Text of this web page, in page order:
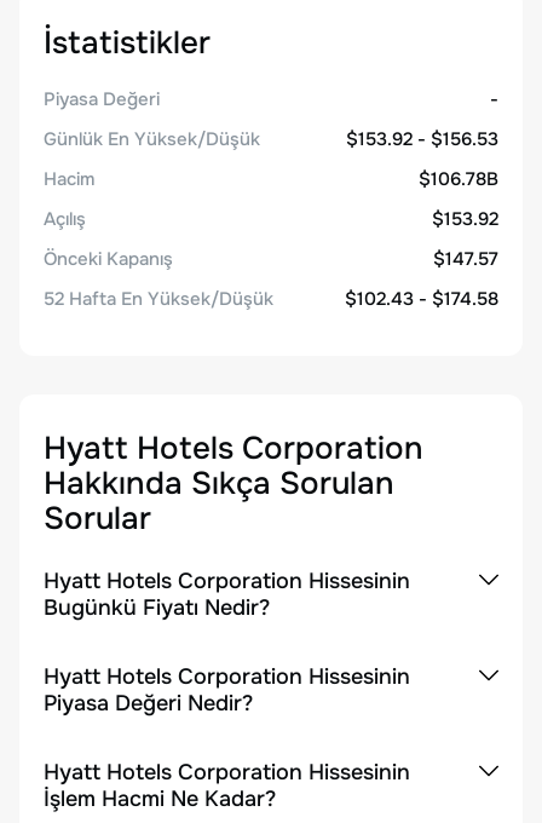
İstatistikler
Piyasa Değeri
-
Günlük En Yüksek/Düşük
$153.92 - $156.53
Hacim
$106.78B
Açılış
$153.92
Önceki Kapanış
$147.57
52 Hafta En Yüksek/Düşük
$102.43 - $174.58
Hyatt Hotels Corporation
Hakkında Sıkça Sorulan
Sorular
Hyatt Hotels Corporation Hissesinin
Bugünkü Fiyatı Nedir?
Hyatt Hotels Corporation Hissesinin
Piyasa Değeri Nedir?
Hyatt Hotels Corporation Hissesinin
İşlem Hacmi Ne Kadar?